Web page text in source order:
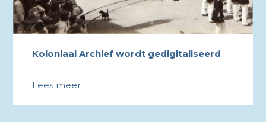
Koloniaal Archief wordt gedigitaliseerd
Lees meer